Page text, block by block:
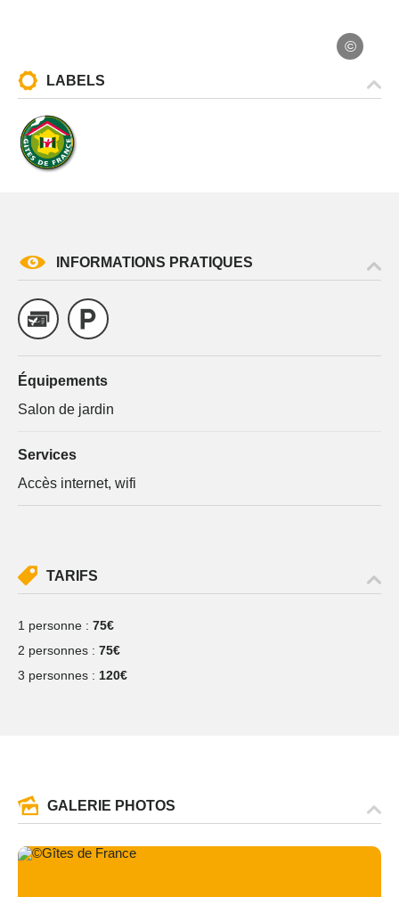
LABELS
INFORMATIONS PRATIQUES
Équipements
Salon de jardin
Services
Accès internet, wifi
TARIFS
1 personne : 75€
2 personnes : 75€
3 personnes : 120€
GALERIE PHOTOS
concernant, que vous pouvez exercer en adressant une
par courrier signé accompagné de la copie d’un titre
d’identité à l’adresse suivante : Meurthe & Moselle
Tourisme - 48 esplanade Jacques-Baudot CO 90019